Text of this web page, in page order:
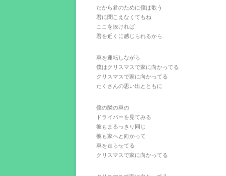
だから君のために僕は歌う
君に聞こえなくてもね
ここを抜ければ
君を近くに感じられるから
車を運転しながら
僕はクリスマスで家に向かってる
クリスマスで家に向かってる
たくさんの思い出とともに
僕の隣の車の
ドライバーを見てみる
彼もまるっきり同じ
彼も家へと向かって
車を走らせてる
クリスマスで家に向かってる